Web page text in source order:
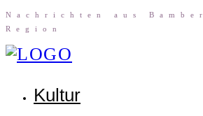
Nach­rich­ten aus
Region
Kul­tur